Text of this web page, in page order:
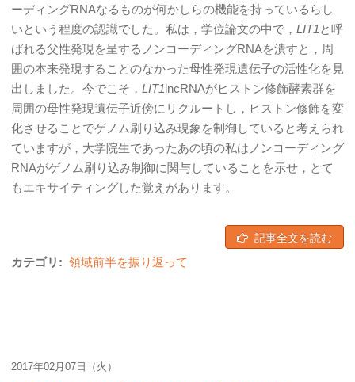
ーディングRNAなるものが何かしらの機能を持っているらし
いという程度の認識でした。私は，学位論文の中で， LIT1と呼
ばれる父性発現を呈するノンコーディングRNAを潰すと，周
囲の本来発現することのなかった母性発現遺伝子の活性化を見
出しました。今でこそ， LIT1lncRNAがヒストン修飾酵素群を
周囲の母性発現遺伝子近傍にリクルートし，ヒストン修飾を変
化させることでゲノム刷り込み現象を制御していると考えられ
ていますが，大学院生であったあの頃の私はノンコーディング
RNAがゲノム刷り込み制御に関与していることを示せ，とて
もエキサイティングした覚えがあります。
記事全文を読む
カテゴリ: 領域前半を振り返って
2017年02月07日（火）